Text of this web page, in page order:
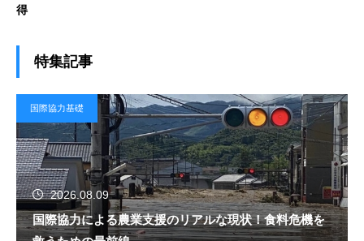
得
特集記事
国際協力基礎
2026.08.09
国際協力による農業支援のリアルな現状！食料危機を